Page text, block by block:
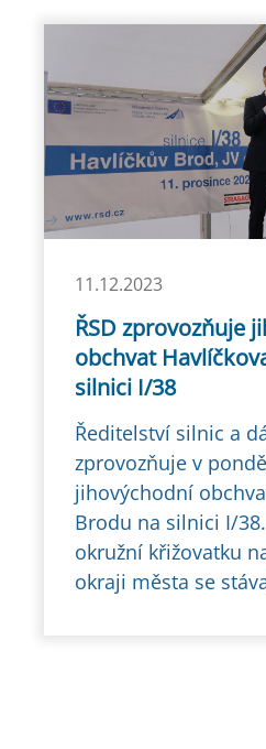
11.12.2023
ŘSD zprovozňuje
obchvat
silnici I/38
Ředitelství silnic a
zprovozňuje v
jihovýchodní
Brodu na silnici I/
okružní křižovatku
okraji města se